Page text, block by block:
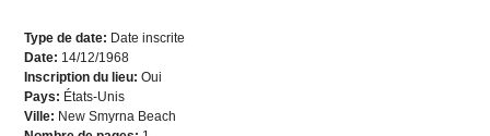
Type de date: Date inscrite
Date: 14/12/1968
Inscription du lieu:Oui
Pays: États-Unis
Ville: New Smyrna Beach